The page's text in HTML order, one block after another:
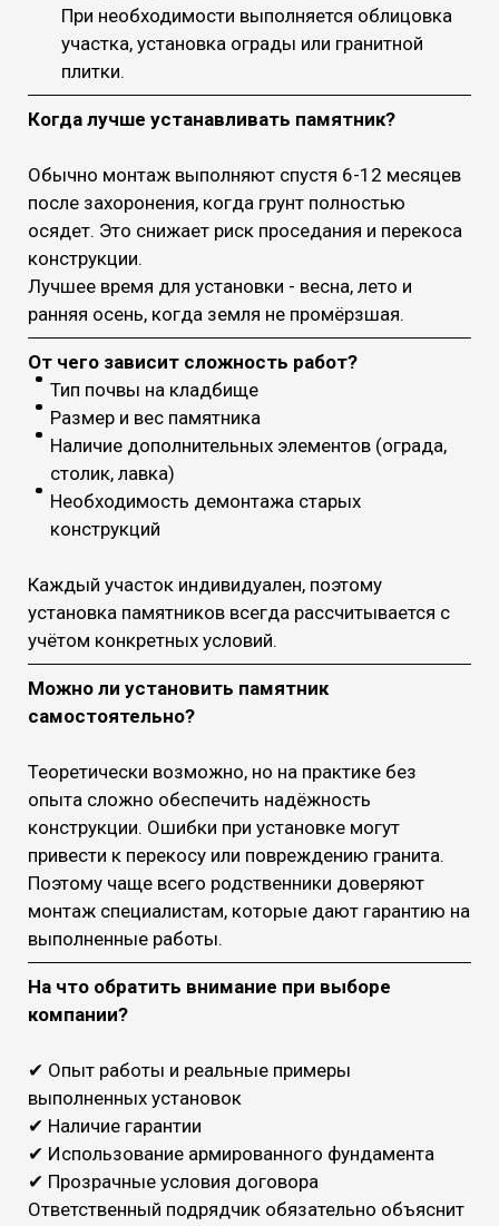
При необходимости выполняется облицовка
участка, установка ограды или гранитной
плитки.
Когда лучше устанавливать памятник?
Обычно монтаж выполняют спустя 6-12 месяцев
после захоронения, когда грунт полностью
осядет. Это снижает риск проседания и перекоса
конструкции.
Лучшее время для установки - весна, лето и
ранняя осень, когда земля не промёрзшая.
От чего зависит сложность работ?
Тип почвы на кладбище
Размер и вес памятника
Наличие дополнительных элементов (ограда,
столик, лавка)
Необходимость демонтажа старых
конструкций
Каждый участок индивидуален, поэтому
установка памятников всегда рассчитывается с
учётом конкретных условий.
Можно ли установить памятник
самостоятельно?
Теоретически возможно, но на практике без
опыта сложно обеспечить надёжность
конструкции. Ошибки при установке могут
привести к перекосу или повреждению гранита.
Поэтому чаще всего родственники доверяют
монтаж специалистам, которые дают гарантию на
выполненные работы.
На что обратить внимание при выборе
компании?
✔ Опыт работы и реальные примеры
выполненных установок
✔ Наличие гарантии
✔ Использование армированного фундамента
✔ Прозрачные условия договора
Ответственный подрядчик обязательно объяснит